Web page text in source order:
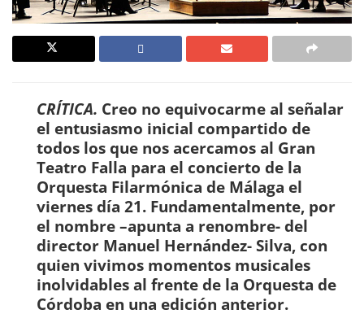
CRÍTICA. Creo no equivocarme al señalar
el entusiasmo inicial compartido de
todos los que nos acercamos al Gran
Teatro Falla para el concierto de la
Orquesta Filarmónica de Málaga el
viernes día 21. Fundamentalmente, por
el nombre –apunta a renombre- del
director Manuel Hernández- Silva, con
quien vivimos momentos musicales
inolvidables al frente de la Orquesta de
Córdoba en una edición anterior.